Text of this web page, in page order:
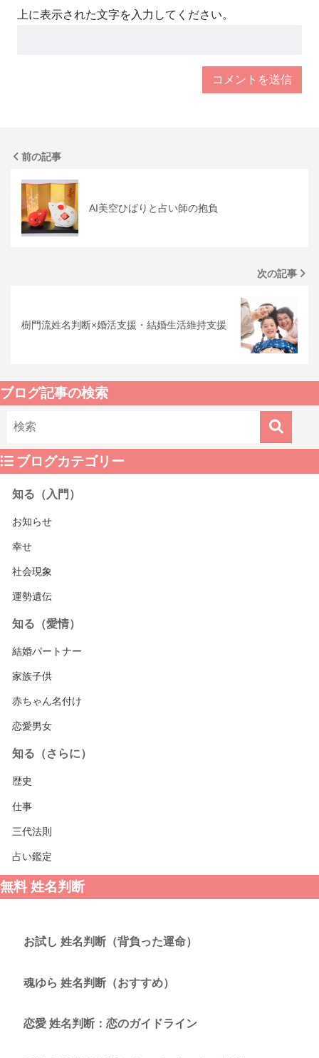
上に表示された文字を入力してください。
前の記事
AI美空ひばりと占い師の抱負
次の記事
樹門流姓名判断×婚活支援・結婚生活維持支援
ブログ記事の検索
ブログカテゴリー
知る（入門）
お知らせ
幸せ
社会現象
運勢遺伝
知る（愛情）
結婚パートナー
家族子供
赤ちゃん名付け
恋愛男女
知る（さらに）
歴史
仕事
三代法則
占い鑑定
無料 姓名判断
お試し 姓名判断（背負った運命）
魂ゆら 姓名判断（おすすめ）
恋愛 姓名判断：恋のガイドライン